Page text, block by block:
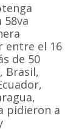
entre el 16
de 50
Brasil,
pidieron a